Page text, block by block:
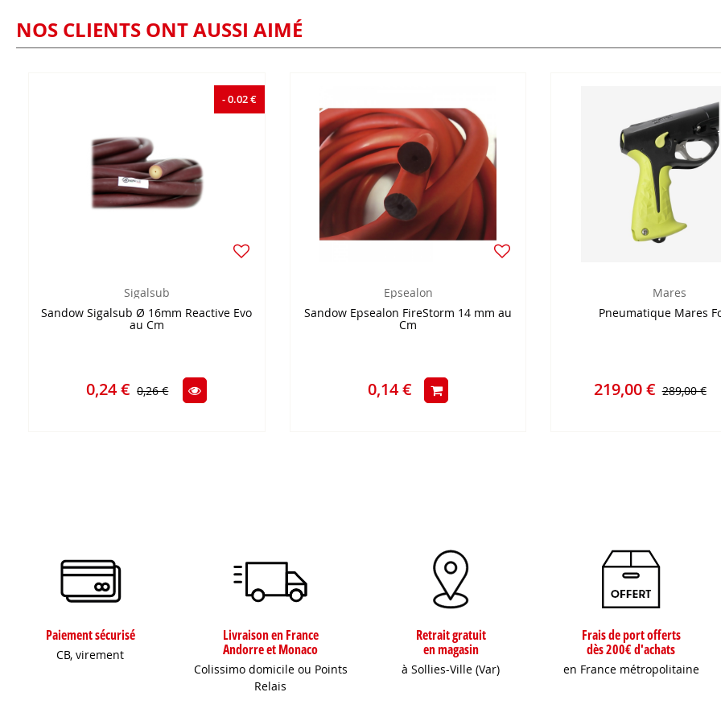
NOS CLIENTS ONT AUSSI AIMÉ
- 0.02 €
Sigalsub
Sandow Sigalsub Ø 16mm Reactive Evo
au Cm
0,24 € 0,26 €
Epsealon
Sandow Epsealon FireStorm 14 mm au
Cm
0,14 €
Mares
Pneumatique Mares
219,00 € 289,00 €
Paiement sécurisé
CB, virement
Livraison en France
Andorre et Monaco
Colissimo domicile ou Points
Relais
Retrait gratuit
en magasin
à Sollies-Ville (Var)
Frais de port offerts
dès 200€ d'achats
en France métropolitaine